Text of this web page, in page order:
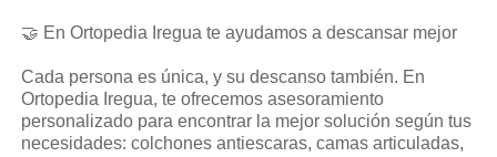
🤝 En Ortopedia Iregua te ayudamos a descansar mejor
Cada persona es única, y su descanso también. En
Ortopedia Iregua, te ofrecemos asesoramiento
personalizado para encontrar la mejor solución según tus
necesidades: colchones antiescaras, camas articuladas,